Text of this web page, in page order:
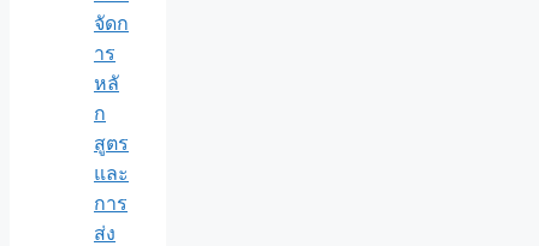
จัดก
าร
หลั
ก
สูตร
และ
การ
ส่ง